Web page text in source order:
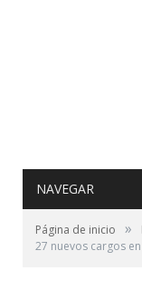
NAVEGAR
Página de inicio »
27 nuevos cargos